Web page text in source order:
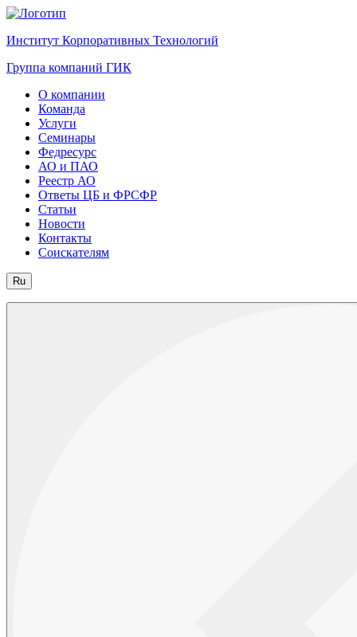
Институт Корпоративных Технологий
Группа компаний ГИК
О компании
Команда
Услуги
Семинары
Федресурс
АО и ПАО
Реестр АО
Ответы ЦБ и ФРСФР
Статьи
Новости
Контакты
Соискателям
Ru